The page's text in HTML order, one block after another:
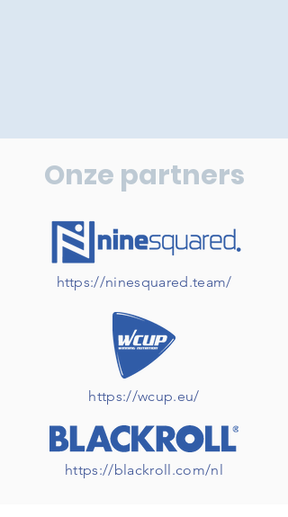
Onze partners
https://ninesquared.team/
https://wcup.eu/
https://blackroll.com/nl